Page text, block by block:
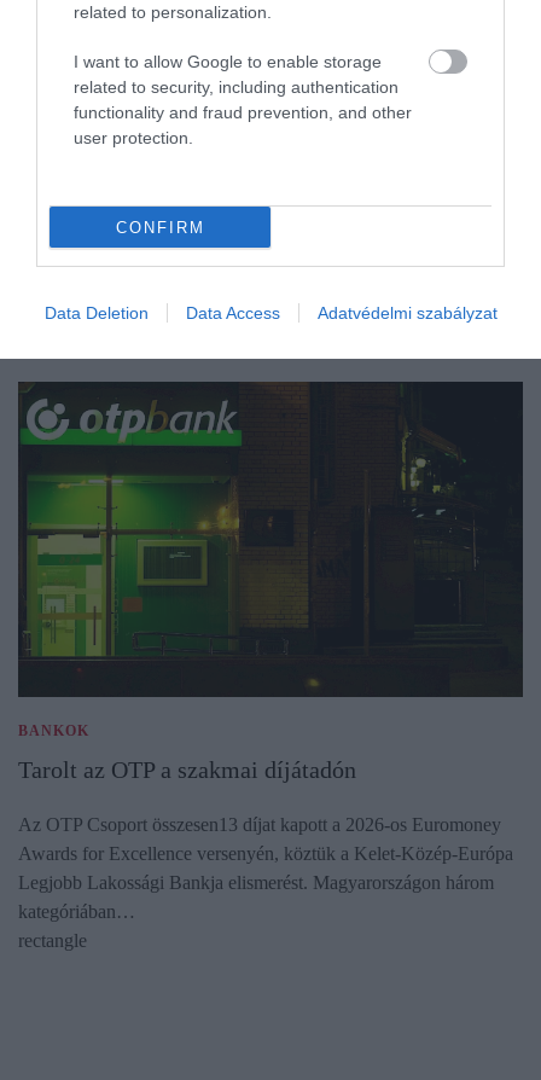
related to personalization.
I want to allow Google to enable storage
related to security, including authentication
functionality and fraud prevention, and other
user protection.
CONFIRM
Data Deletion Data Access Adatvédelmi szabályzat
először a bankok helyett - derül ki a Provident felméréséből.
BANKOK
Tarolt az OTP a szakmai díjátadón
Az OTP Csoport összesen13 díjat kapott a 2026-os Euromoney
Awards for Excellence versenyén, köztük a Kelet-Közép-Európa
Legjobb Lakossági Bankja elismerést. Magyarországon három
kategóriában…
rectangle